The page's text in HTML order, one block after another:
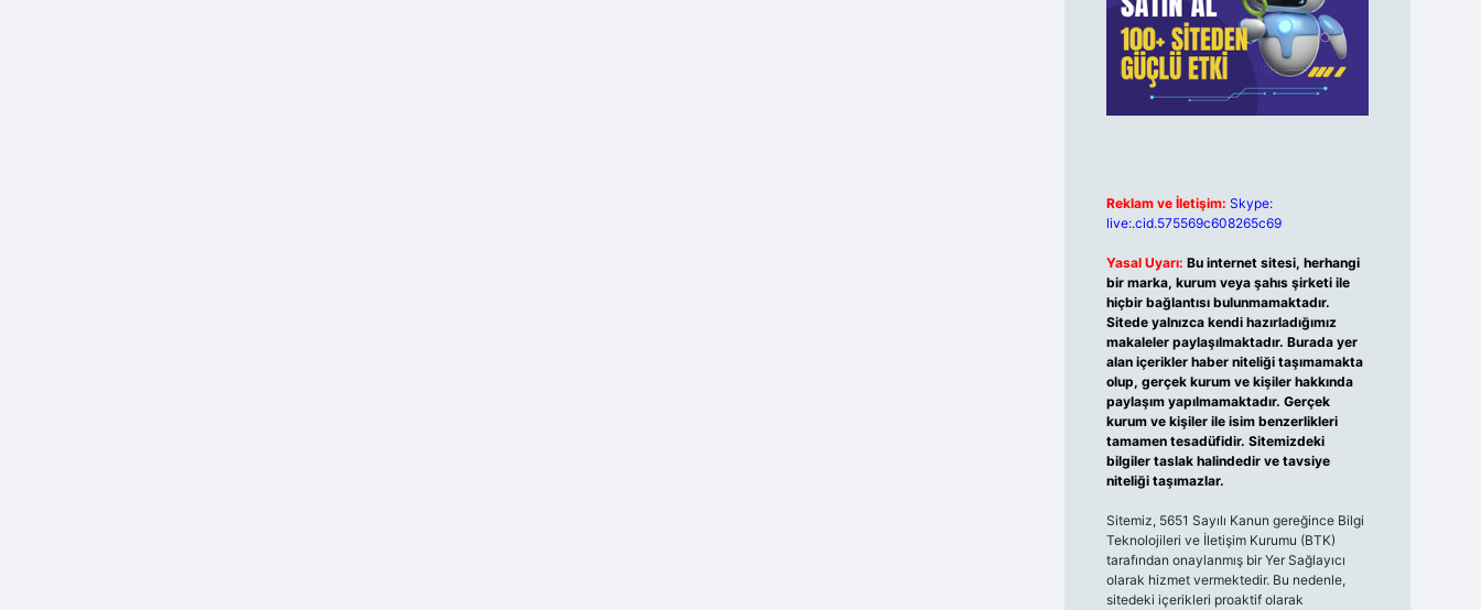
Reklam ve İletişim: Skype:
live:.cid.575569c608265c69
Yasal Uyarı: Bu internet sitesi, herhangi
bir marka, kurum veya şahıs şirketi ile
hiçbir bağlantısı bulunmamaktadır.
Sitede yalnızca kendi hazırladığımız
makaleler paylaşılmaktadır. Burada yer
alan içerikler haber niteliği taşımamakta
olup, gerçek kurum ve kişiler hakkında
paylaşım yapılmamaktadır. Gerçek
kurum ve kişiler ile isim benzerlikleri
tamamen tesadüfidir. Sitemizdeki
bilgiler taslak halindedir ve tavsiye
niteliği taşımazlar.
Sitemiz, 5651 Sayılı Kanun gereğince Bilgi
Teknolojileri ve İletişim Kurumu (BTK)
tarafından onaylanmış bir Yer Sağlayıcı
olarak hizmet vermektedir. Bu nedenle,
sitedeki içerikleri proaktif olarak